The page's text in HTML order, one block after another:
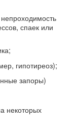
спаек или
гипотиреоз);
запоры)
некоторых